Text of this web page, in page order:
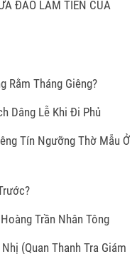
ĐẢO LÀM TIỀN CỦA
Rằm Tháng Giêng?
Dâng Lễ Khi Đi Phủ
Tín Ngưỡng Thờ Mẫu Ở
Trần Nhân Tông
Giám